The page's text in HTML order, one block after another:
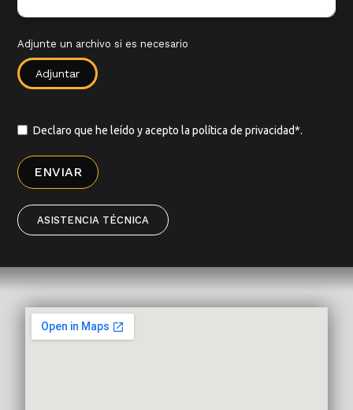
Adjunte un archivo si es necesario
Adjuntar
Declaro que he leído y acepto lapolítica de privacidad*.
ENVIAR
ASISTENCIA TÉCNICA